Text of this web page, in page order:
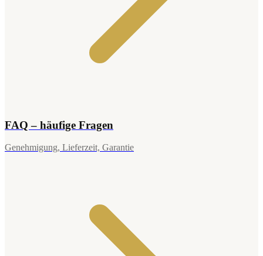
FAQ – häufige Fragen
Genehmigung, Lieferzeit, Garantie